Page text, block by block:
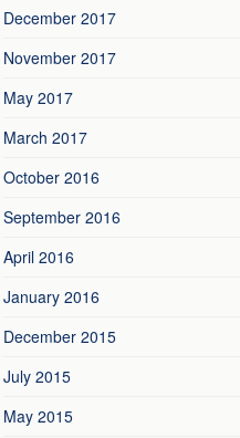
December 2017
November 2017
May 2017
March 2017
October 2016
September 2016
April 2016
January 2016
December 2015
July 2015
May 2015